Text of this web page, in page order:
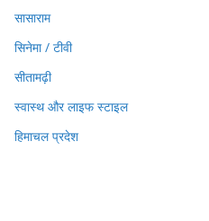
सासाराम
सिनेमा / टीवी
सीतामढ़ी
स्वास्थ और लाइफ स्टाइल
हिमाचल प्रदेश